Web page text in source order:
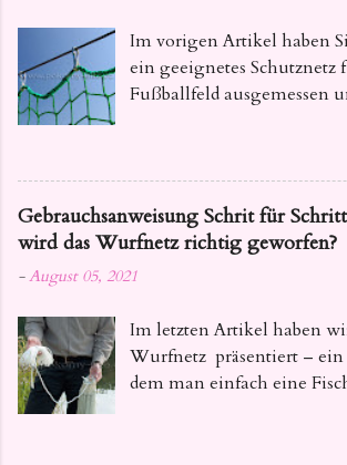
Im vorigen Artikel haben
ein geeignetes Schutznetz
Fußballfeld ausgemessen
das Ballfangnetz für
Gebrauchsanweisung Schrit für
wird das Wurfnetz richtig geworfen?
-August 05, 2021
Im letzten Artikel haben
Wurfnetz präsentiert –
dem man einfach eine
Behälter abfischt. Heute